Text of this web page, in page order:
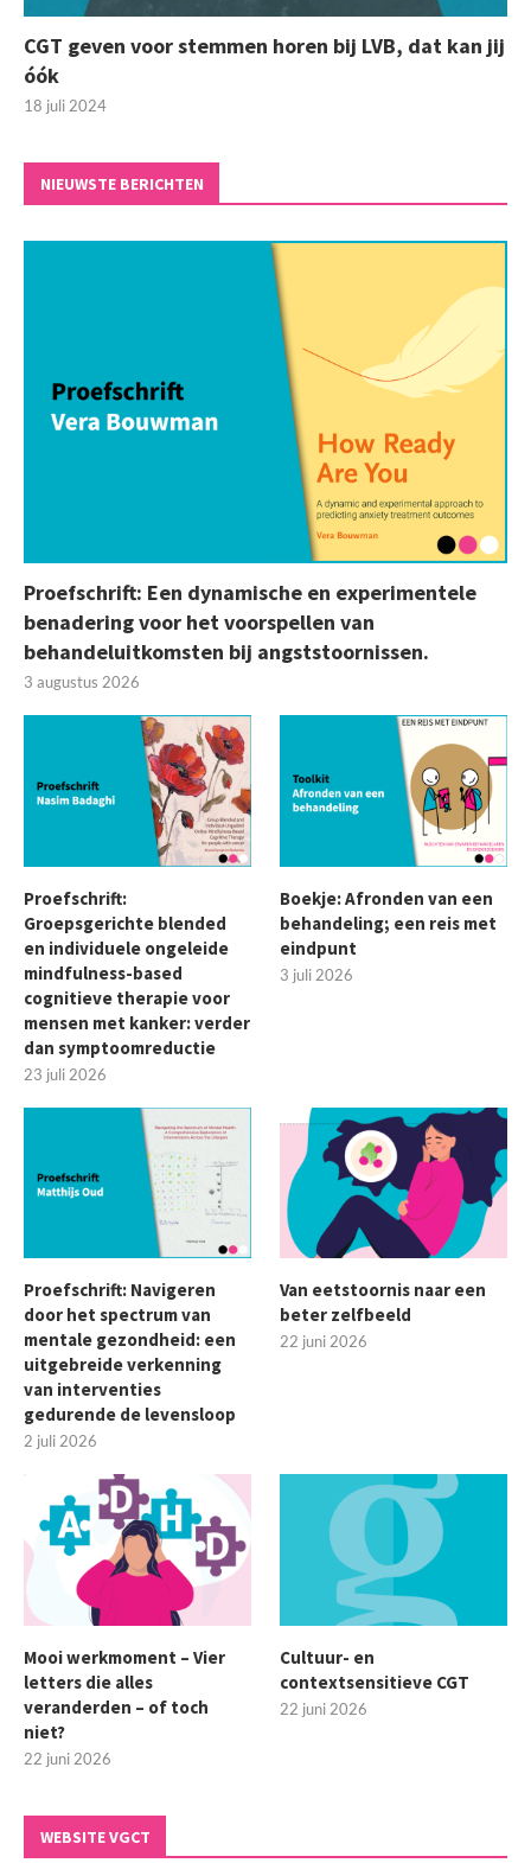
CGT geven voor stemmen horen bij LVB, dat kan jij
óók
18 juli 2024
NIEUWSTE BERICHTEN
Proefschrift: Een dynamische en experimentele
benadering voor het voorspellen van
behandeluitkomsten bij angststoornissen.
3 augustus 2026
Proefschrift:
Groepsgerichte blended
en individuele ongeleide
mindfulness-based
cognitieve therapie voor
mensen met kanker: verder
dan symptoomreductie
23 juli 2026
Boekje: Afronden van een
behandeling; een reis met
eindpunt
3 juli 2026
Proefschrift: Navigeren
door het spectrum van
mentale gezondheid: een
uitgebreide verkenning
van interventies
gedurende de levensloop
2 juli 2026
Van eetstoornis naar een
beter zelfbeeld
22 juni 2026
Mooi werkmoment – Vier
letters die alles
veranderden – of toch
niet?
22 juni 2026
Cultuur- en
contextsensitieve CGT
22 juni 2026
WEBSITE VGCT